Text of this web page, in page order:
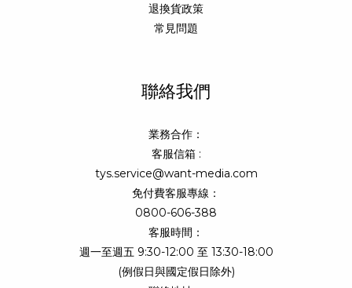
退換貨政策
常見問題
聯絡我們
業務合作：
客服信箱 :
tys.service@want-media.com
免付費客服專線：
0800-606-388
客服時間：
週一至週五 9:30-12:00 至 13:30-18:00
(例假日與國定假日除外)